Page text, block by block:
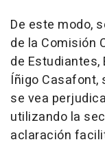
De este modo,
de la Comisión
de Estudiantes,
Íñigo Casafont,
se vea
utilizando la
aclaración